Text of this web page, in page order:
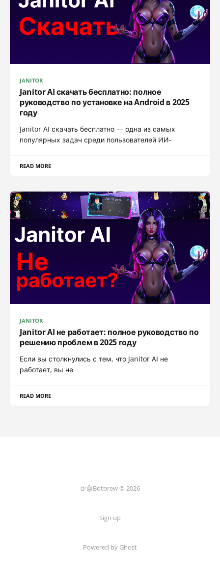
JANITOR
Janitor AI скачать бесплатно: полное
руководство по установке на Android в 2025
году
Janitor AI скачать бесплатно — одна из самых
популярных задач среди пользователей ИИ-
READ MORE
JANITOR
Janitor AI не работает: полное руководство по
решению проблем в 2025 году
Если вы столкнулись с тем, что Janitor AI не
работает, вы не
READ MORE
🍺🤖Botbrew © 2026
Sign up
Powered by Ghost